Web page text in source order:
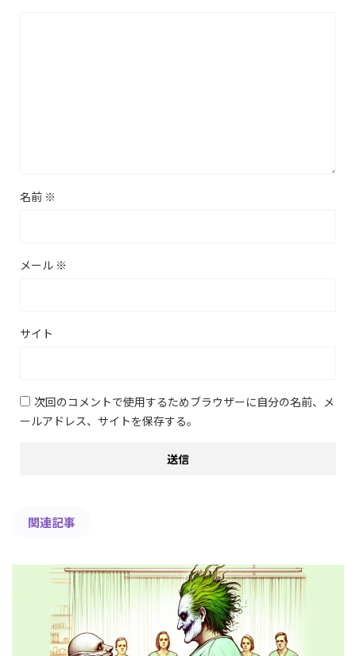
名前 ※
メール ※
サイト
次回のコメントで使用するためブラウザーに自分の名前、メ
ールアドレス、サイトを保存する。
関連記事